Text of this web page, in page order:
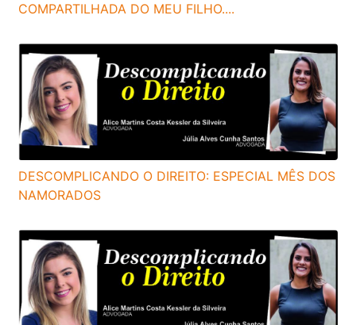
COMPARTILHADA DO MEU FILHO....
DESCOMPLICANDO O DIREITO: ESPECIAL MÊS DOS
NAMORADOS